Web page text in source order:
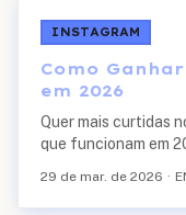
INSTAGRAM
Como
em 2026
Quer mais curtidas
que funcionam em
29 de mar. de 2026 ·